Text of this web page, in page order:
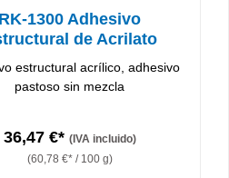
1300 Adhesivo
de Acrilato
estructural acrílico, adhesivo
pastoso sin mezcla
36,47 €* (IVA incluido)
(60,78 €* / 100 g)